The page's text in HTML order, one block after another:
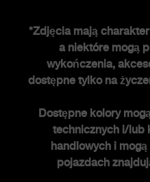
Historia FCA
Historia
Nowości
Newsletter
*Zdjęcia mają
a niektóre mogą
wykończenia,
dostępne tylko na
Dostępne kolory
technicznych i/lub
handlowych i
pojazdach